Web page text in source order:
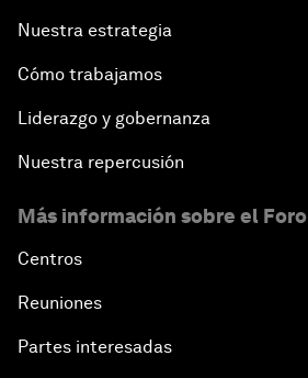
Nuestra estrategia
Cómo trabajamos
Liderazgo y gobernanza
Nuestra repercusión
Más información sobre el Foro
Centros
Reuniones
Partes interesadas